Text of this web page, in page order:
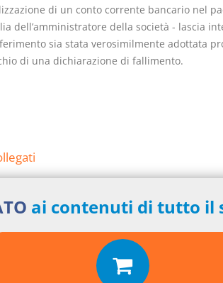
di un conto corrente bancario nel
dell’amministratore della società - lascia
sia stata verosimilmente adottata
di una dichiarazione di fallimento.
Cass. civile, sez. Unite
ai contenuti di tutto il